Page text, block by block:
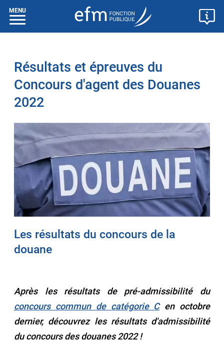
MENU
Résultats et épreuves du
Concours d'agent des Douanes
2022
Les résultats du concours de la
douane
Après les résultats de pré-admissibilité du
concours commun de catégorie Cen octobre
dernier, découvrez les résultats d'admissibilité
du concours des douanes 2022 !